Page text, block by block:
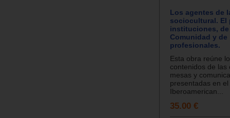
Los agentes de
sociocultural. El
instituciones, de
Comunidad y de
profesionales.
Esta obra reúne
contenidos de las
mesas y
presentadas en el
Iberoamerican...
35.00 €